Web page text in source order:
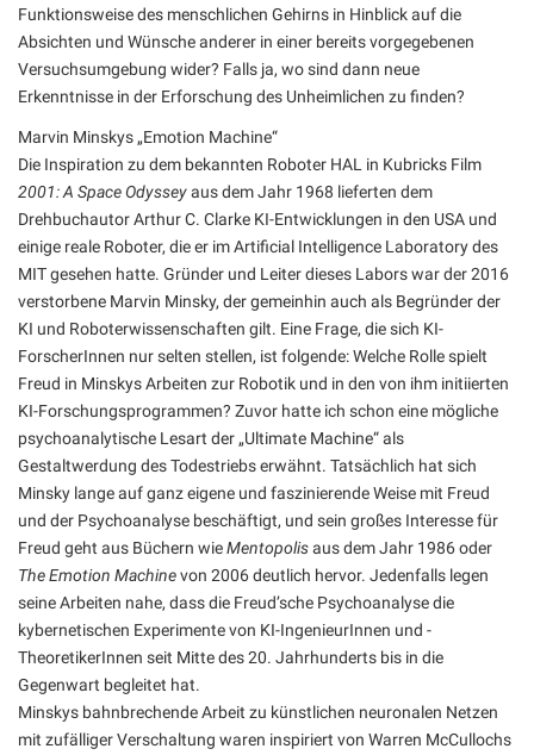
Funktionsweise des menschlichen Gehirns in Hinblick auf die
Absichten und Wünsche anderer in einer bereits vorgegebenen
Versuchsumgebung wider? Falls ja, wo sind dann neue
Erkenntnisse in der Erforschung des Unheimlichen zu finden?
Marvin Minskys „Emotion Machine“
Die Inspiration zu dem bekannten Roboter HAL in Kubricks Film
2001: A Space Odysseyaus dem Jahr 1968 lieferten dem
Drehbuchautor Arthur C. Clarke KI-Entwicklungen in den USA und
einige reale Roboter, die er im Artificial Intelligence Laboratory des
MIT gesehen hatte. Gründer und Leiter dieses Labors war der 2016
verstorbene Marvin Minsky, der gemeinhin auch als Begründer der
KI und Roboterwissenschaften gilt. Eine Frage, die sich KI-
ForscherInnen nur selten stellen, ist folgende: Welche Rolle spielt
Freud in Minskys Arbeiten zur Robotik und in den von ihm initiierten
KI-Forschungsprogrammen? Zuvor hatte ich schon eine mögliche
psychoanalytische Lesart der „Ultimate Machine“ als
Gestaltwerdung des Todestriebs erwähnt. Tatsächlich hat sich
Minsky lange auf ganz eigene und faszinierende Weise mit Freud
und der Psychoanalyse beschäftigt, und sein großes Interesse für
Freud geht aus Büchern wieMentopolisaus dem Jahr 1986 oder
The Emotion Machinevon 2006 deutlich hervor. Jedenfalls legen
seine Arbeiten nahe, dass die Freud’sche Psychoanalyse die
kybernetischen Experimente von KI-IngenieurInnen und -
TheoretikerInnen seit Mitte des 20. Jahrhunderts bis in die
Gegenwart begleitet hat.
Minskys bahnbrechende Arbeit zu künstlichen neuronalen Netzen
mit zufälliger Verschaltung waren inspiriert von Warren McCullochs